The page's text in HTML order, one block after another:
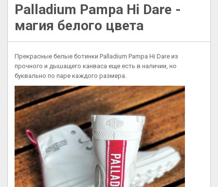
Palladium Pampa Hi Dare -
магия белого цвета
Прекрасные белые ботинки Palladium Pampa Hi Dare из
прочного и дышащего канваса еще есть в наличии, но
буквально по паре каждого размера.